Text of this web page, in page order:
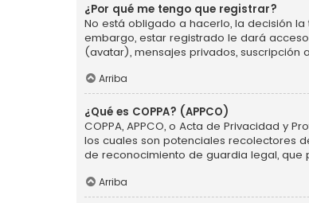
¿Por qué me tengo que registrar?
No está obligado a hacerlo, la decisión
embargo, estar registrado le dará
(avatar), mensajes privados, suscripción
Arriba
¿Qué es COPPA? (APPCO)
COPPA, APPCO, o Acta de Privacidad y
los cuales son potenciales recolectores
de reconocimiento de guardia legal,
Arriba